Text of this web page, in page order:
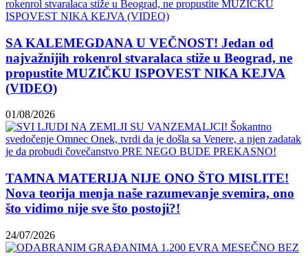
SA KALEMEGDANA U VEČNOST! Jedan od
najvažnijih rokenrol stvaralaca stiže u Beograd, ne
propustite MUZIČKU ISPOVEST NIKA KEJVA
(VIDEO)
01/08/2026
TAMNA MATERIJA NIJE ONO ŠTO MISLITE!
Nova teorija menja naše razumevanje svemira, ono
što vidimo nije sve što postoji?!
24/07/2026